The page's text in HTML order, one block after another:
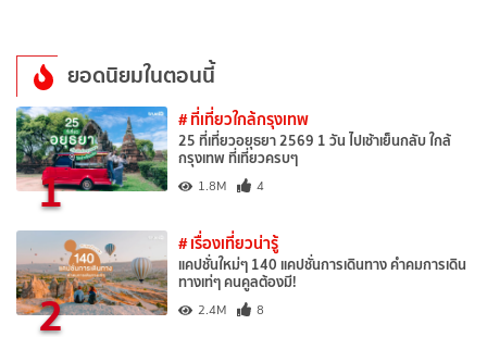
ยอดนิยมในตอนนี้
1
# ที่เที่ยวใกล้กรุงเทพ
25 ที่เที่ยวอยุธยา 2569 1 วัน ไปเช้าเย็นกลับ ใกล้
กรุงเทพ ที่เที่ยวครบๆ
1.8M 4
2
# เรื่องเที่ยวน่ารู้
แคปชั่นใหม่ๆ 140 แคปชั่นการเดินทาง คำคมการเดิน
ทางเท่ๆ คนคูลต้องมี!
2.4M 8